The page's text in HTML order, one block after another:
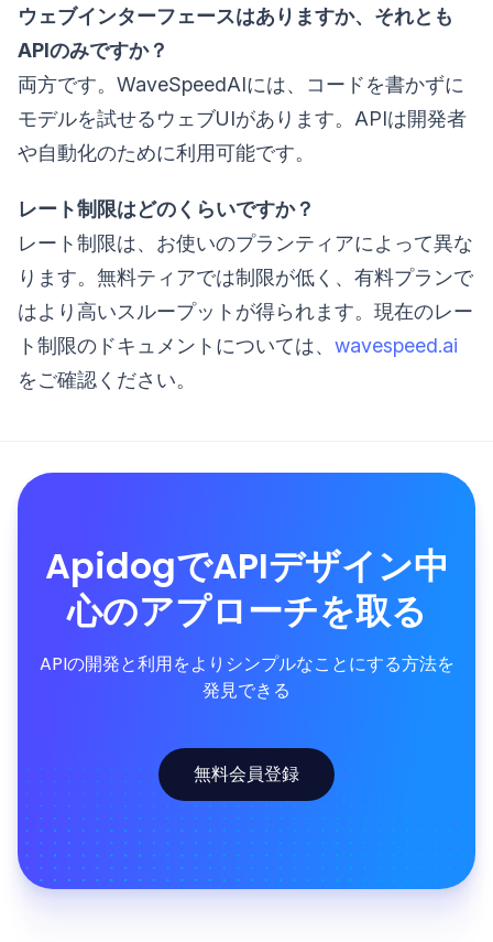
ウェブインターフェースはありますか、それとも
APIのみですか？
両方です。WaveSpeedAIには、コードを書かずに
モデルを試せるウェブUIがあります。APIは開発者
や自動化のために利用可能です。
レート制限はどのくらいですか？
レート制限は、お使いのプランティアによって異な
ります。無料ティアでは制限が低く、有料プランで
はより高いスループットが得られます。現在のレー
ト制限のドキュメントについては、 wavespeed.ai
をご確認ください。
ApidogでAPIデザイン中
心のアプローチを取る
APIの開発と利用をよりシンプルなことにする方法を
発見できる
無料会員登録